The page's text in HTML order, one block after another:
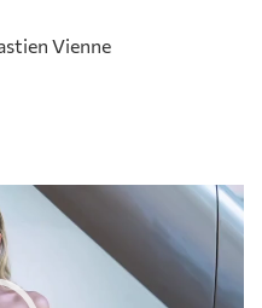
Vienne